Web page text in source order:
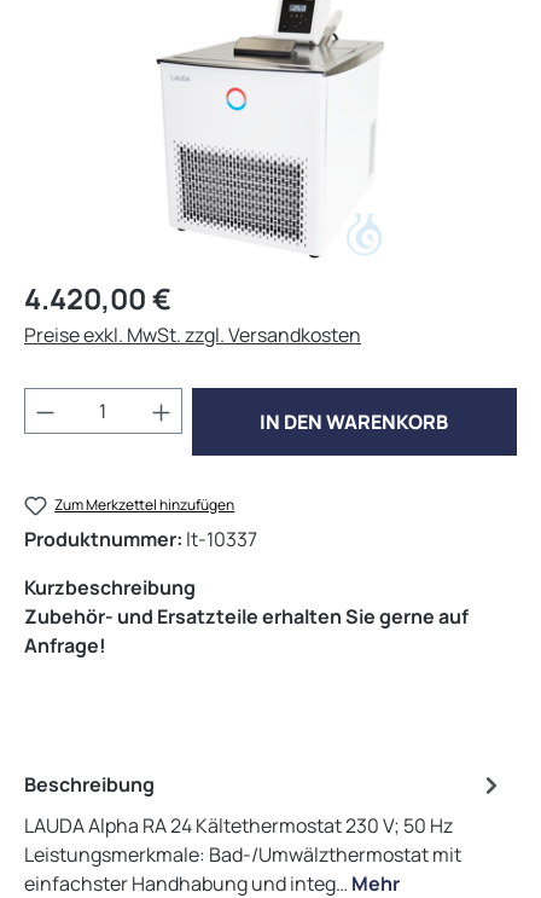
Regulärer Preis:
4.420,00 €
Preise exkl. MwSt. zzgl. Versandkosten
Produkt Anzahl: Gib den gewünschten
IN DEN WARENKORB
Zum Merkzettel hinzufügen
Produktnummer: lt-10337
Kurzbeschreibung
Zubehör- und Ersatzteile erhalten Sie gerne auf
Anfrage!
Beschreibung
LAUDA Alpha RA 24 Kältethermostat 230 V; 50 Hz
Leistungsmerkmale: Bad-/Umwälzthermostat mit
einfachster Handhabung und integ… Mehr